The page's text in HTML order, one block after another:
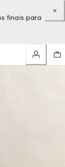
finais para